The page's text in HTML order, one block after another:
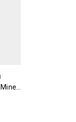
Kem lót chống nắng TIME SECRET Mineral Primer Base SPF36 PA+++ 30g Nhật